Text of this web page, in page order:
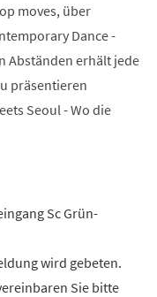
moves, über
Dance -
Abständen erhält jede
präsentieren
Seoul - Wo die
Sc Grün-
wird gebeten.
Sie bitte